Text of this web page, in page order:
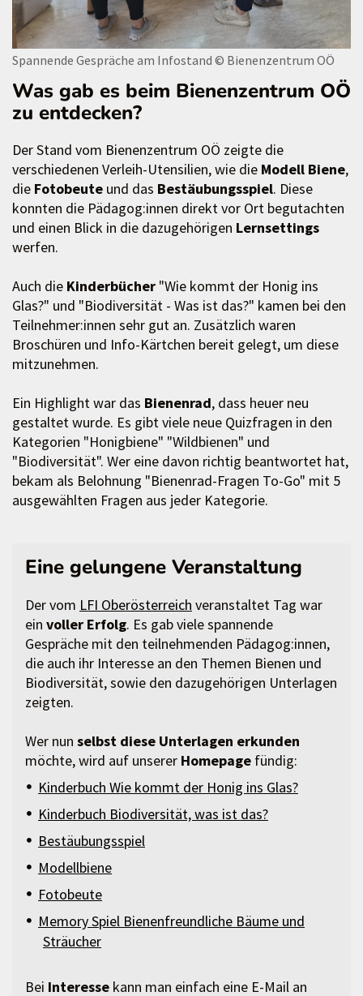
Spannende Gespräche am Infostand © Bienenzentrum OÖ
Was gab es beim Bienenzentrum OÖ
zu entdecken?
Der Stand vom Bienenzentrum OÖ zeigte die
verschiedenen Verleih-Utensilien, wie die Modell Biene,
die Fotobeute und das Bestäubungsspiel. Diese
konnten die Pädagog:innen direkt vor Ort begutachten
und einen Blick in die dazugehörigen Lernsettings
werfen.
Auch die Kinderbücher "Wie kommt der Honig ins
Glas?" und "Biodiversität - Was ist das?" kamen bei den
Teilnehmer:innen sehr gut an. Zusätzlich waren
Broschüren und Info-Kärtchen bereit gelegt, um diese
mitzunehmen.
Ein Highlight war das Bienenrad, dass heuer neu
gestaltet wurde. Es gibt viele neue Quizfragen in den
Kategorien "Honigbiene" "Wildbienen" und
"Biodiversität". Wer eine davon richtig beantwortet hat,
bekam als Belohnung "Bienenrad-Fragen To-Go" mit 5
ausgewählten Fragen aus jeder Kategorie.
Eine gelungene Veranstaltung
Der vom LFI Oberösterreich veranstaltet Tag war
ein voller Erfolg. Es gab viele spannende
Gespräche mit den teilnehmenden Pädagog:innen,
die auch ihr Interesse an den Themen Bienen und
Biodiversität, sowie den dazugehörigen Unterlagen
zeigten.
Wer nun selbst diese Unterlagen erkunden
möchte, wird auf unserer Homepage fündig:
Kinderbuch Wie kommt der Honig ins Glas?
Kinderbuch Biodiversität, was ist das?
Bestäubungsspiel
Modellbiene
Fotobeute
Memory Spiel Bienenfreundliche Bäume und
Sträucher
Bei Interesse kann man einfach eine E-Mail an